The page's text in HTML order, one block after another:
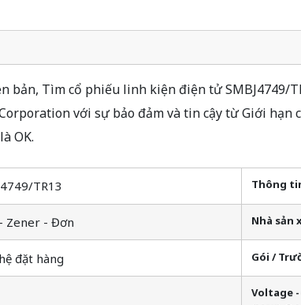
bản, Tìm cổ phiếu linh kiện điện tử SMBJ4749/
với sự bảo đảm và tin cậy từ Giới hạn
OK.
TR13 Thông
Zener - Đơn Nhà sản
đặt hàng Gói /
Voltage -